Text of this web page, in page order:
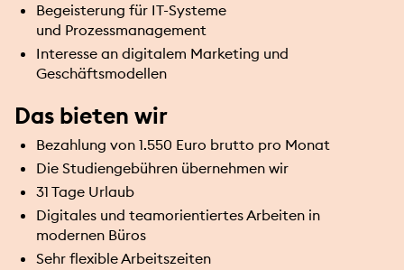
Begeisterung für IT-Systeme
und Prozessmanagement
Interesse an digitalem Marketing und
Geschäftsmodellen
Das bieten wir
Bezahlung von 1.550 Euro brutto pro Monat
Die Studiengebühren übernehmen wir
31 Tage Urlaub
Digitales und teamorientiertes Arbeiten in
modernen Büros
Sehr flexible Arbeitszeiten